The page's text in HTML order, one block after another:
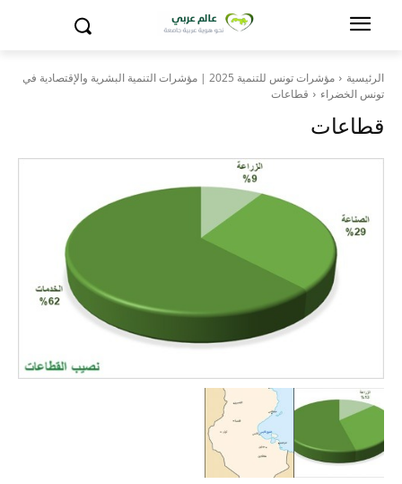
الرئيسية
مؤشرات تونس للتنمية 2025 | مؤشرات التنمية البشرية والإقتصادية في
تونس الخضراء
قطاعات
قطاعات